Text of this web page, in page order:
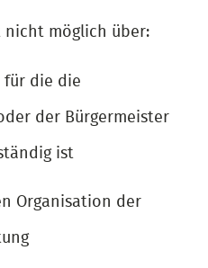
nicht möglich über:
für die die
der Bürgermeister
ist
Organisation der